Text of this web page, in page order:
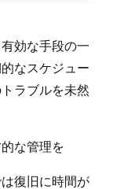
効な手段の一
なスケジュー
ラブルを未然
な管理を
復旧に時間が